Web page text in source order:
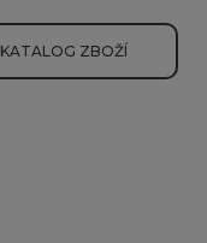
KATALOG ZBOŽÍ